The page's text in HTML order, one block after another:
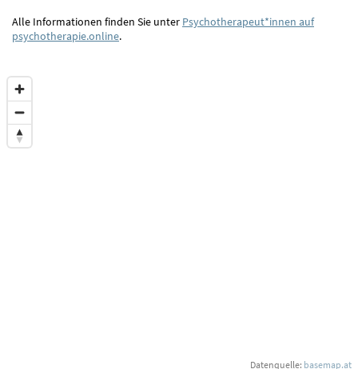
Alle Informationen finden Sie unter Psychotherapeut*innen auf
psychotherapie.online.
Datenquelle: basemap.at